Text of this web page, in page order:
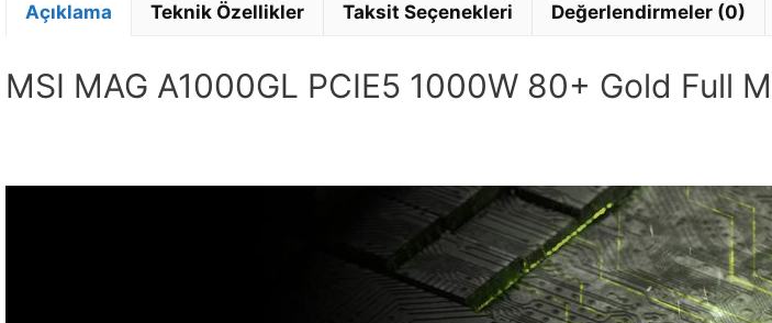
Açıklama Teknik Özellikler Taksit Seçenekleri Değerlendirmeler (0)
MSI MAG A1000GL PCIE5 1000W 80+ Gold Full